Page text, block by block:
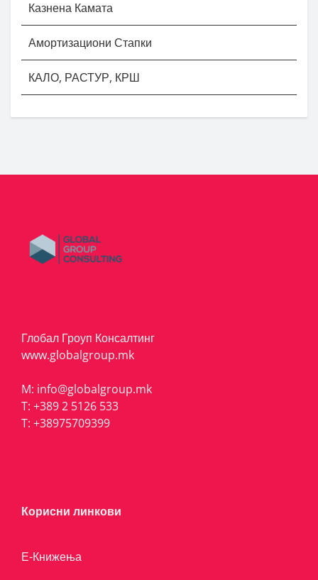
Казнена Камата
Амортизациони Стапки
КАЛО, РАСТУР, КРШ
Глобал Гроуп Консалтинг
www.globalgroup.mk
M: info@globalgroup.mk
T: +389 2 5126 533
T: +38975709399
Корисни линкови
Е-Книжења